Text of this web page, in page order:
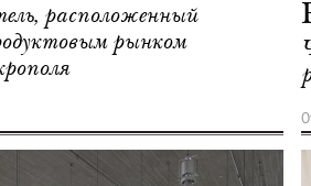
расположенный
рынком